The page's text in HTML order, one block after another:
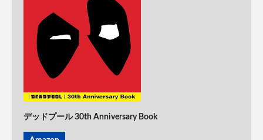
デッドプール 30th Anniversary Book